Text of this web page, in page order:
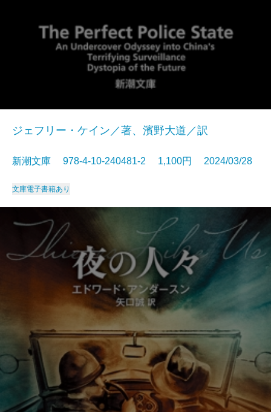
ジェフリー・ケイン／著、濱野大道／訳
新潮文庫 978-4-10-240481-2 1,100円 2024/03/28
文庫電子書籍あり